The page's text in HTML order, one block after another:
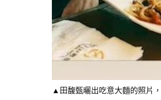
▲田馥甄曬出吃意大麵的照片